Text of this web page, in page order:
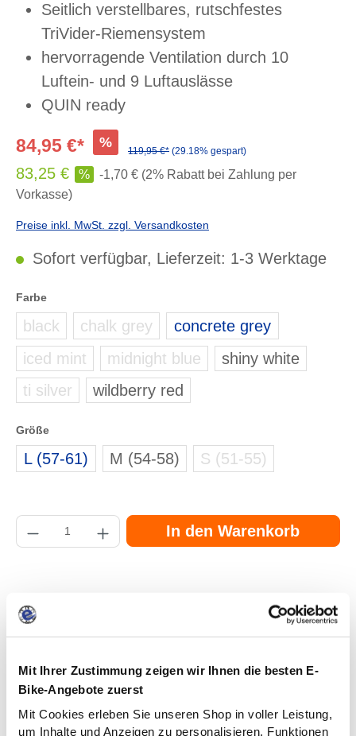
Mit Ihrer Zustimmung zeigen wir Ihnen die besten E-
Bike-Angebote zuerst
Mit Cookies erleben Sie unseren Shop in voller Leistung,
um Inhalte und Anzeigen zu personalisieren, Funktionen
Seitlich verstellbares, rutschfestes
TriVider-Riemensystem
hervorragende Ventilation durch 10
Luftein- und 9 Luftauslässe
QUIN ready
84,95 €* %
119,95 €* (29.18% gespart)
83,25 € %
-1,70 € (2% Rabatt bei Zahlung per
Vorkasse)
Preise inkl. MwSt. zzgl. Versandkosten
Sofort verfügbar, Lieferzeit: 1-3 Werktage
Farbe
auswählen
black
(zurzeit nicht verfügbar.)
chalk grey
(zurzeit nicht verfügbar.)
concrete grey
iced mint
(zurzeit nicht verfügbar.)
midnight blue
(zurzeit nicht verfügbar.)
shiny white
ti silver
(zurzeit nicht verfügbar.)
wildberry red
Größe
auswählen
L (57-61) M (54-58) S (51-55)
(zurzeit nicht
Produkt Anzahl: Gib den gewünschten Wert ein oder benutze die
In den Warenkorb